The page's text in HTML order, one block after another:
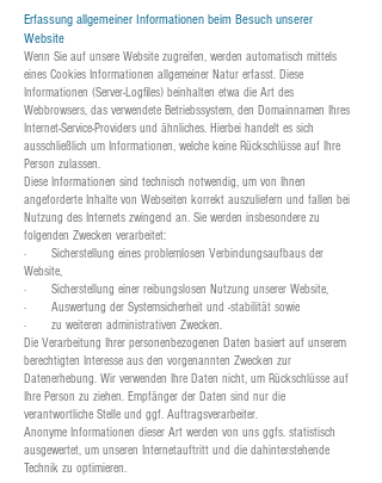
Erfassung allgemeiner Informationen beim Besuch unserer
Website
Wenn Sie auf unsere Website zugreifen, werden automatisch mittels
eines Cookies Informationen allgemeiner Natur erfasst. Diese
Informationen (Server-Logfiles) beinhalten etwa die Art des
Webbrowsers, das verwendete Betriebssystem, den Domainnamen Ihres
Internet-Service-Providers und ähnliches. Hierbei handelt es sich
ausschließlich um Informationen, welche keine Rückschlüsse auf Ihre
Person zulassen.
Diese Informationen sind technisch notwendig, um von Ihnen
angeforderte Inhalte von Webseiten korrekt auszuliefern und fallen bei
Nutzung des Internets zwingend an. Sie werden insbesondere zu
folgenden Zwecken verarbeitet:
· Sicherstellung eines problemlosen Verbindungsaufbaus der
Website,
· Sicherstellung einer reibungslosen Nutzung unserer Website,
· Auswertung der Systemsicherheit und -stabilität sowie
· zu weiteren administrativen Zwecken.
Die Verarbeitung Ihrer personenbezogenen Daten basiert auf unserem
berechtigten Interesse aus den vorgenannten Zwecken zur
Datenerhebung. Wir verwenden Ihre Daten nicht, um Rückschlüsse auf
Ihre Person zu ziehen. Empfänger der Daten sind nur die
verantwortliche Stelle und ggf. Auftragsverarbeiter.
Anonyme Informationen dieser Art werden von uns ggfs. statistisch
ausgewertet, um unseren Internetauftritt und die dahinterstehende
Technik zu optimieren.